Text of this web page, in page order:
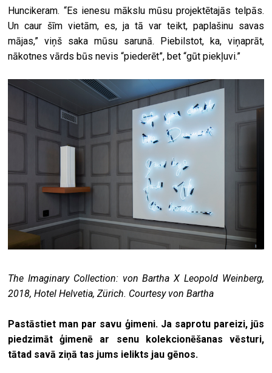
Huncikeram. “Es ienesu mākslu mūsu projektētajās telpās.
Un caur šīm vietām, es, ja tā var teikt, paplašinu savas
mājas,” viņš saka mūsu sarunā. Piebilstot, ka, viņaprāt,
nākotnes vārds būs nevis “piederēt”, bet “gūt piekļuvi.”
The Imaginary Collection: von Bartha X Leopold Weinberg,
2018, Hotel Helvetia, Zürich. Courtesy von Bartha
Pastāstiet man par savu ģimeni. Ja saprotu pareizi, jūs
piedzimāt ģimenē ar senu kolekcionēšanas vēsturi,
tātad savā ziņā tas jums ielikts jau gēnos.